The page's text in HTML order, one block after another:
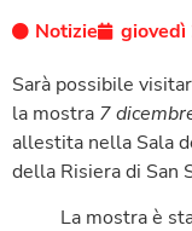
Notizie
giovedì
Sarà possibile
la mostra 7
allestita nella Sala
della Risiera di San
La mostra è